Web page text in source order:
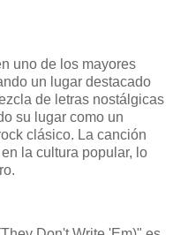
uno de los mayores
un lugar destacado
de letras nostálgicas
su lugar como un
clásico. La canción
la cultura popular, lo